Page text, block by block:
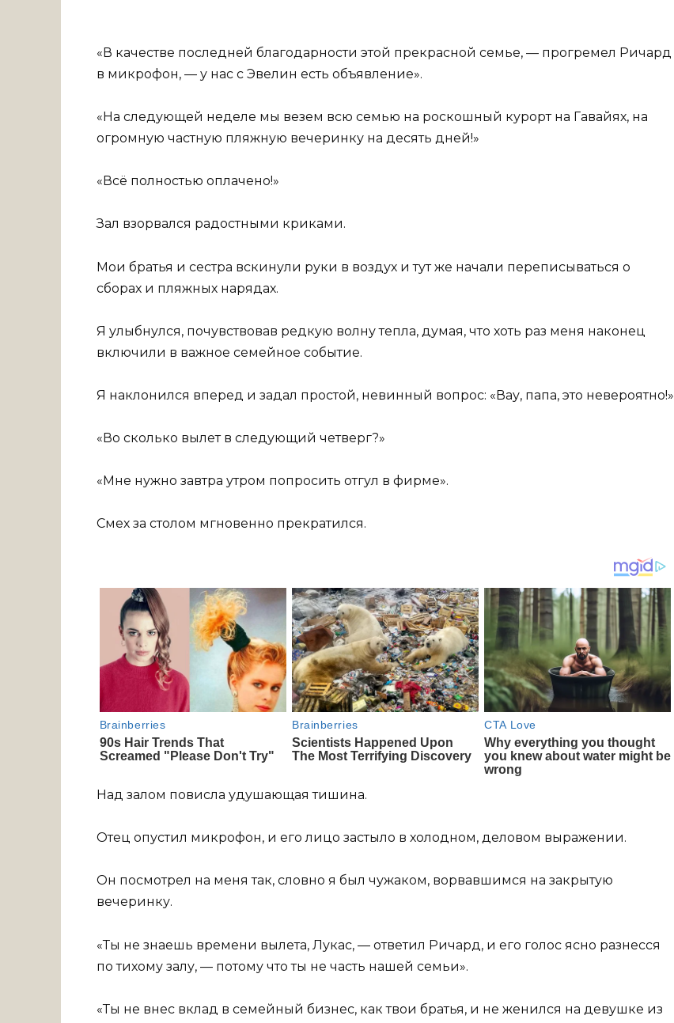
«В качестве последней благодарности этой прекрасной семье, — прогремел Ричард
в микрофон, — у нас с Эвелин есть объявление».
«На следующей неделе мы везем всю семью на роскошный курорт на Гавайях, на
огромную частную пляжную вечеринку на десять дней!»
«Всё полностью оплачено!»
Зал взорвался радостными криками.
Мои братья и сестра вскинули руки в воздух и тут же начали переписываться о
сборах и пляжных нарядах.
Я улыбнулся, почувствовав редкую волну тепла, думая, что хоть раз меня наконец
включили в важное семейное событие.
Я наклонился вперед и задал простой, невинный вопрос: «Вау, папа, это невероятно!»
«Во сколько вылет в следующий четверг?»
«Мне нужно завтра утром попросить отгул в фирме».
Смех за столом мгновенно прекратился.
Над залом повисла удушающая тишина.
Отец опустил микрофон, и его лицо застыло в холодном, деловом выражении.
Он посмотрел на меня так, словно я был чужаком, ворвавшимся на закрытую
вечеринку.
«Ты не знаешь времени вылета, Лукас, — ответил Ричард, и его голос ясно разнесся
по тихому залу, — потому что ты не часть нашей семьи».
«Ты не внес вклад в семейный бизнес, как твои братья, и не женился на девушке из